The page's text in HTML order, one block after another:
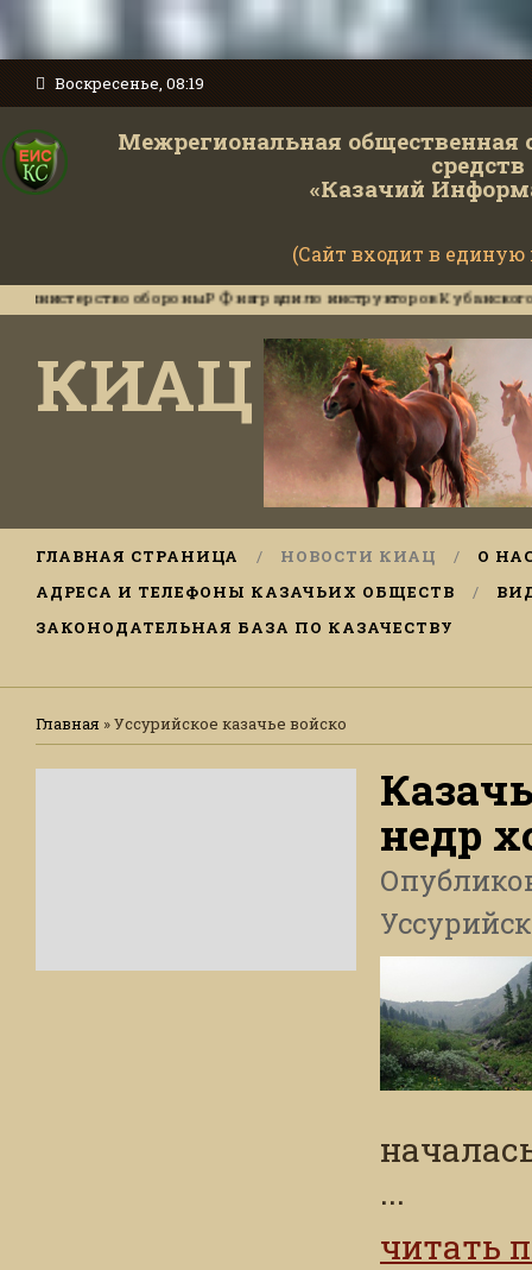
Воскресенье, 08:19
Межрегиональная общественная
«Казачий
(Сайт входит в
обороны РФ наградило инструкторов Кубанского
КИАЦ
ГЛАВНАЯ СТРАНИЦА НОВОСТИ КИАЦ
О
АДРЕСА И ТЕЛЕФОНЫ КАЗАЧЬИХ ОБЩЕСТВ
ЗАКОНОДАТЕЛЬНАЯ БАЗА ПО КАЗАЧЕСТВУ
Главная »Уссурийское казачье войско
недр
...
читать